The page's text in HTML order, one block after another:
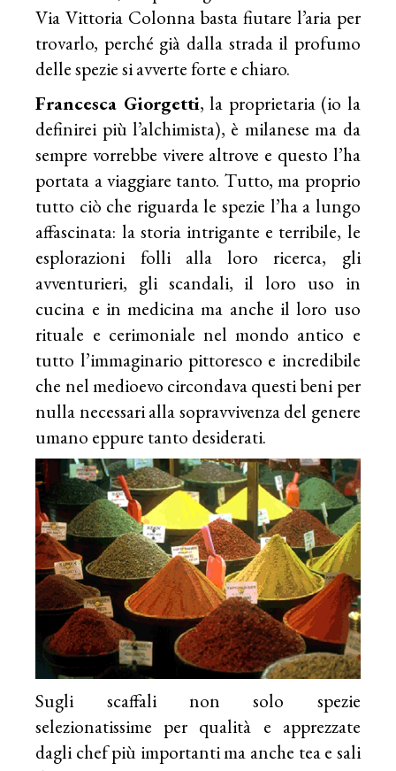
Via Vittoria Colonna basta fiutare l’aria per
trovarlo, perché già dalla strada il profumo
delle spezie si avverte forte e chiaro.
Francesca Giorgetti, la proprietaria (io la
definirei più l’alchimista), è milanese ma da
sempre vorrebbe vivere altrove e questo l’ha
portata a viaggiare tanto. Tutto, ma proprio
tutto ciò che riguarda le spezie l’ha a lungo
affascinata: la storia intrigante e terribile, le
esplorazioni folli alla loro ricerca, gli
avventurieri, gli scandali, il loro uso in
cucina e in medicina ma anche il loro uso
rituale e cerimoniale nel mondo antico e
tutto l’immaginario pittoresco e incredibile
che nel medioevo circondava questi beni per
nulla necessari alla sopravvivenza del genere
umano eppure tanto desiderati.
Sugli scaffali non solo spezie
selezionatissime per qualità e apprezzate
dagli chef più importanti ma anche tea e sali